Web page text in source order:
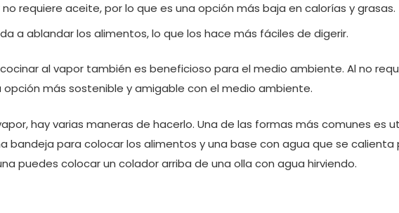
requiere aceite, por lo que es una opción más baja en calorías y grasas.
a ablandar los alimentos, lo que los hace más fáciles de digerir.
al vapor también es beneficioso para el medio ambiente. Al no
más sostenible y amigable con el medio ambiente.
hay varias maneras de hacerlo. Una de las formas más comunes es
bandeja para colocar los alimentos y una base con agua que se calienta
puedes colocar un colador arriba de una olla con agua hirviendo.